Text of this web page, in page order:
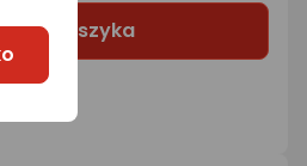
Do koszyka